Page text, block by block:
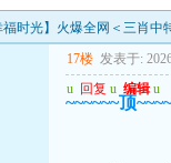
时光】火爆全网＜三肖中
17楼 发表于:
u 回复 u 编辑 u
~~~~~~顶